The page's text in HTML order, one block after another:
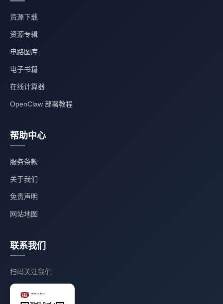
资源下载
资源专辑
电路图库
电子书籍
在线计算器
OpenClaw 部署教程
帮助中心
服务条款
关于我们
免责声明
网站地图
联系我们
扫码关注我们